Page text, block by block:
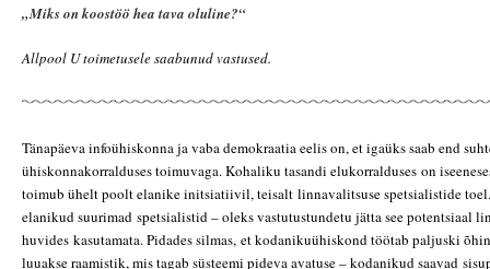
„Miks on koostöö hea tava oluline?“
Allpool U toimetusele saabunud vastused.
Tänapäeva infoühiskonna ja vaba demokraatia eelis on, et igaüks saab end
ühiskonnakorralduses toimuvaga. Kohaliku tasandi elukorralduses on
toimub ühelt poolt elanike initsiatiivil, teisalt linnavalitsuse spetsialistide
elanikud suurimad spetsialistid – oleks vastutustundetu jätta see potentsiaal
huvides kasutamata. Pidades silmas, et kodanikuühiskond töötab paljuski
luuakse raamistik, mis tagab süsteemi pideva avatuse – kodanikud saavad